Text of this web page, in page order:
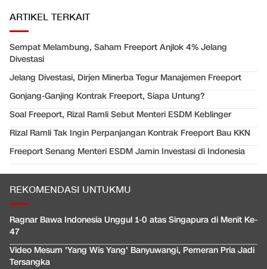
ARTIKEL TERKAIT
Sempat Melambung, Saham Freeport Anjlok 4% Jelang
Divestasi
Jelang Divestasi, Dirjen Minerba Tegur Manajemen Freeport
Gonjang-Ganjing Kontrak Freeport, Siapa Untung?
Soal Freeport, Rizal Ramli Sebut Menteri ESDM Keblinger
Rizal Ramli Tak Ingin Perpanjangan Kontrak Freeport Bau KKN
Freeport Senang Menteri ESDM Jamin Investasi di Indonesia
REKOMENDASI UNTUKMU
Ragnar Bawa Indonesia Unggul 1-0 atas Singapura di Menit Ke-
47
Video Mesum 'Yang Wis Yang' Banyuwangi, Pemeran Pria Jadi
Tersangka